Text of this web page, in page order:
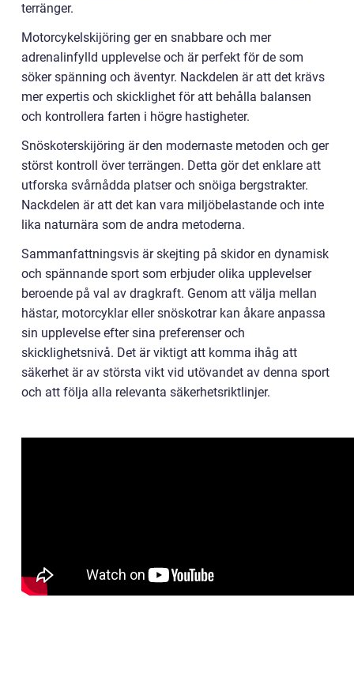
terränger.
Motorcykelskijöring ger en snabbare och mer
adrenalinfylld upplevelse och är perfekt för de som
söker spänning och äventyr. Nackdelen är att det krävs
mer expertis och skicklighet för att behålla balansen
och kontrollera farten i högre hastigheter.
Snöskoterskijöring är den modernaste metoden och ger
störst kontroll över terrängen. Detta gör det enklare att
utforska svårnådda platser och snöiga bergstrakter.
Nackdelen är att det kan vara miljöbelastande och inte
lika naturnära som de andra metoderna.
Sammanfattningsvis är skejting på skidor en dynamisk
och spännande sport som erbjuder olika upplevelser
beroende på val av dragkraft. Genom att välja mellan
hästar, motorcyklar eller snöskotrar kan åkare anpassa
sin upplevelse efter sina preferenser och
skicklighetsnivå. Det är viktigt att komma ihåg att
säkerhet är av största vikt vid utövandet av denna sport
och att följa alla relevanta säkerhetsriktlinjer.